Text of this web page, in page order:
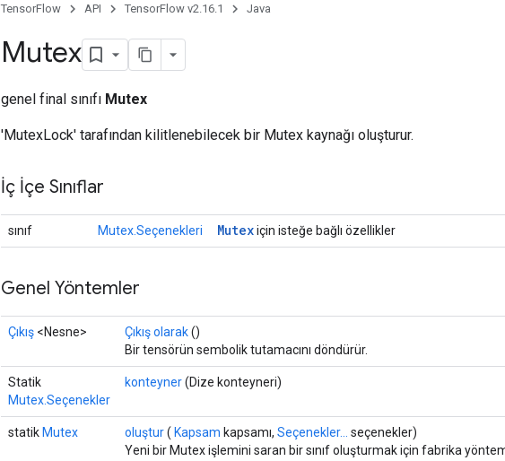
TensorFlow API TensorFlow v2.16.1 Java
Mutex
genel final sınıfı Mutex
'MutexLock' tarafından kilitlenebilecek bir Mutex kaynağı oluşturur.
İç İçe Sınıflar
sınıf Mutex.Seçenekleri Mutexiçin isteğe bağlı özellikler
Genel Yöntemler
Çıkış <Nesne> Çıkış olarak()
Bir tensörün sembolik tutamacını döndürür.
Statik
Mutex.Seçenekler
konteyner(Dize konteyneri)
statik Mutex oluştur( Kapsam kapsamı, Seçenekler...
seçenekler)
Yeni bir Mutex işlemini saran bir sınıf oluşturmak için fabrika